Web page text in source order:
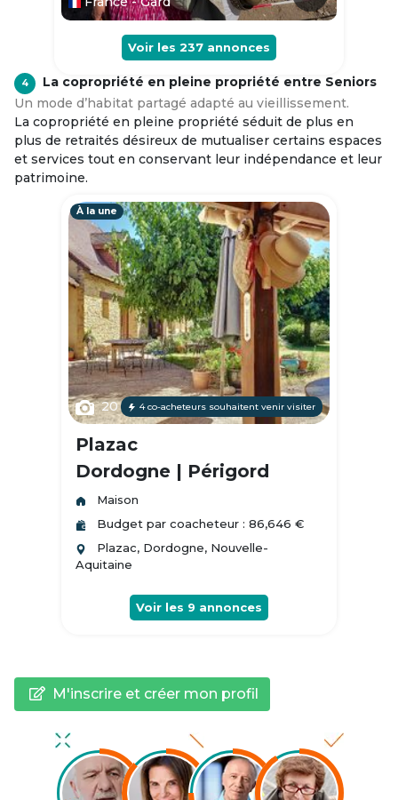
Voir les 237 annonces
4
La copropriété en pleine propriété entre Seniors
Un mode d’habitat partagé adapté au vieillissement.
La copropriété en pleine propriété séduit de plus en
plus de retraités désireux de mutualiser certains espaces
et services tout en conservant leur indépendance et leur
patrimoine.
À la une
20 4 co-acheteurs souhaitent venir visiter
Plazac
Dordogne | Périgord
Maison
Budget par coacheteur : 86,646 €
Plazac, Dordogne, Nouvelle-
Aquitaine
Voir les 9 annonces
M'inscrire et créer mon profil